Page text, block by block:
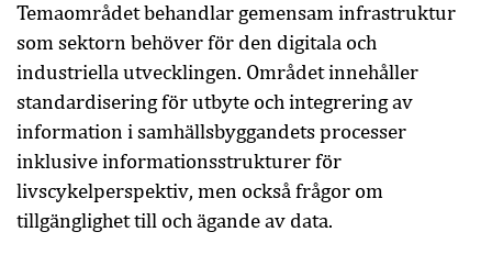
Temaområdet behandlar gemensam infrastruktur
som sektorn behöver för den digitala och
industriella utvecklingen. Området innehåller
standardisering för utbyte och integrering av
information i samhällsbyggandets processer
inklusive informationsstrukturer för
livscykelperspektiv, men också frågor om
tillgänglighet till och ägande av data.